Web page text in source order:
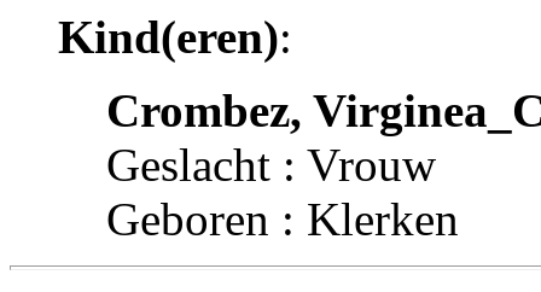
Kind(eren):
Crombez,
Geslacht : Vrouw
Geboren : Klerken